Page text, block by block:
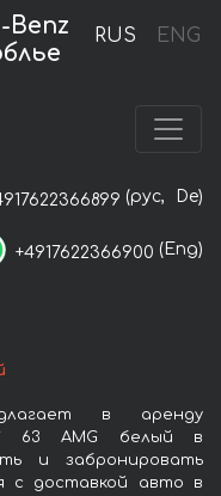
RUS ENG
(рус, De)
+4917622366900 (Eng)
в аренду
63 AMG белый в
и забронировать
с доставкой авто в